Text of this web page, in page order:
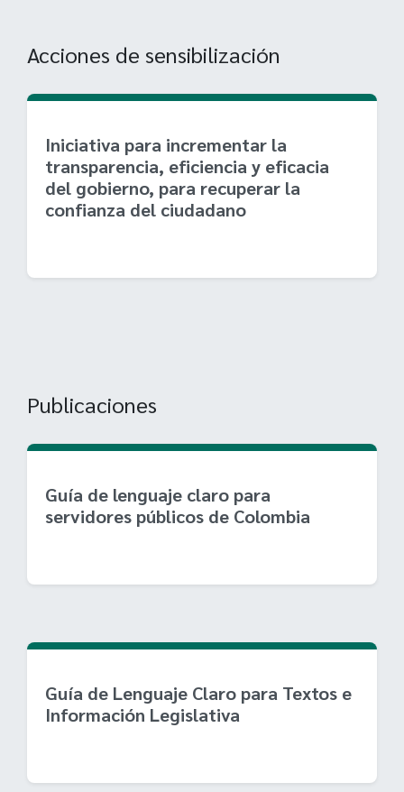
Acciones de sensibilización
Iniciativa para incrementar la
transparencia, eficiencia y eficacia
del gobierno, para recuperar la
confianza del ciudadano
Publicaciones
Guía de lenguaje claro para
servidores públicos de Colombia
Guía de Lenguaje Claro para Textos e
Información Legislativa